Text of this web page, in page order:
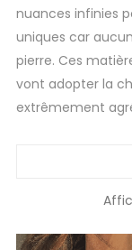
nuances infinies
uniques car
pierre. Ces
vont adopter la
extrêmement